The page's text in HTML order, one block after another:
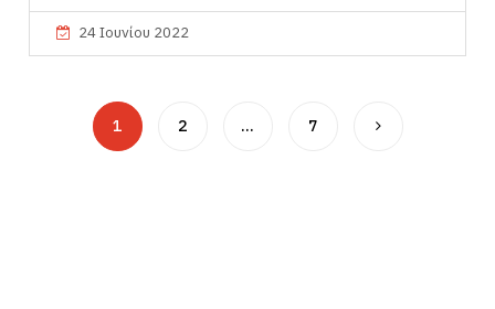
24 Ιουνίου 2022
1 2 … 7